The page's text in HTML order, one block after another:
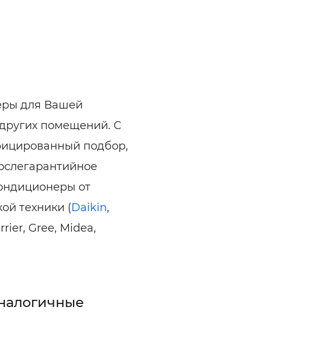
для Вашей
помещений. С
подбор,
от
техники (Daikin,
Gree, Midea,